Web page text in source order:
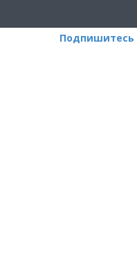
Подпишитесь